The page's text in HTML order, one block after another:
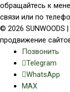
обращайтесь к
связи или по
© 2026
продвижение
Позвонить
Telegram
WhatsApp
MAX